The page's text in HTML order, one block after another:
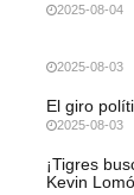
2025-08-04
2025-08-03
El giro
2025-08-03
¡Tigres
Kevin